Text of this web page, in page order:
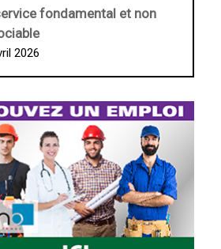
fondamental et non
2026